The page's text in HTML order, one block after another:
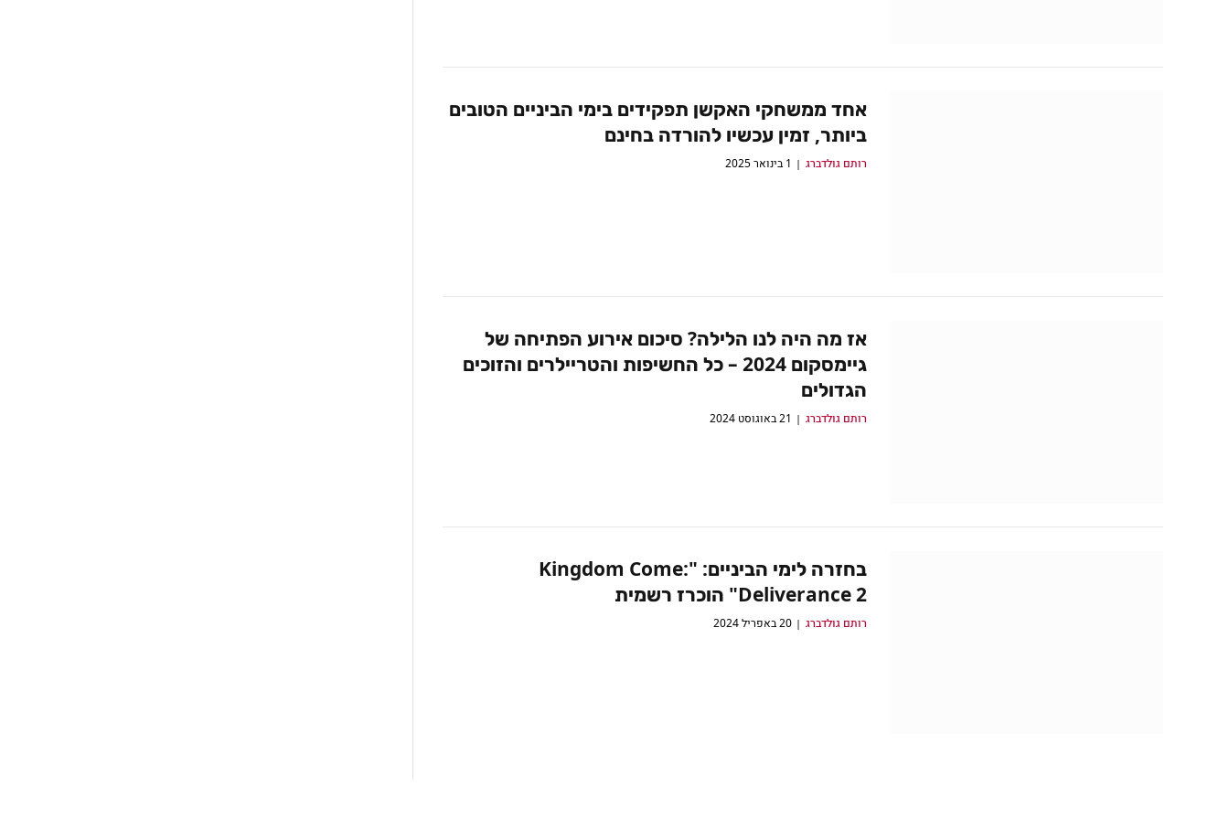
אחד ממשחקי האקשן תפקידים בימי הביניים הטובים
ביותר, זמין עכשיו להורדה בחינם
רותם גולדברג 1 בינואר 2025
אז מה היה לנו הלילה? סיכום אירוע הפתיחה של
גיימסקום 2024 – כל החשיפות והטריילרים והזוכים
הגדולים
רותם גולדברג 21 באוגוסט 2024
בחזרה לימי הביניים: "Kingdom Come:
Deliverance 2" הוכרז רשמית
רותם גולדברג 20 באפריל 2024